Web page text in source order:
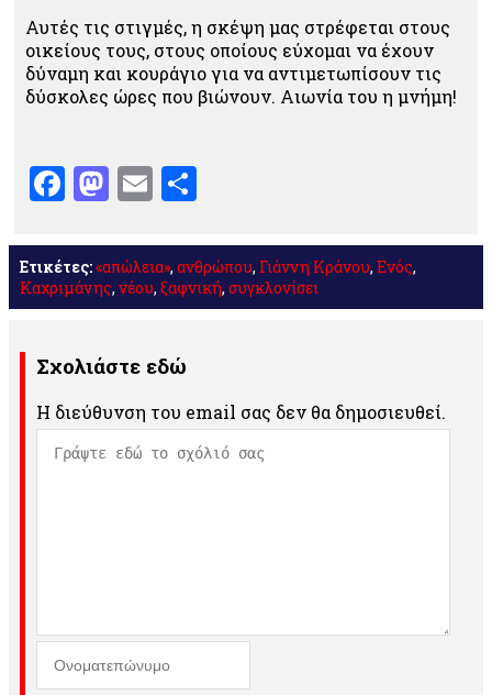
Αυτές τις στιγμές, η σκέψη μας στρέφεται στους
οικείους τους, στους οποίους εύχομαι να έχουν
δύναμη και κουράγιο για να αντιμετωπίσουν τις
δύσκολες ώρες που βιώνουν. Αιωνία του η μνήμη!
Facebook
Mastodon
Email
Ετικέτες:«απώλεια», ανθρώπου, Γιάννη Κράνου, Ενός,
Καχριμάνης, νέου, ξαφνική, συγκλονίσει
Σχολιάστε εδώ
Η διεύθυνση του email σας δεν θα δημοσιευθεί.